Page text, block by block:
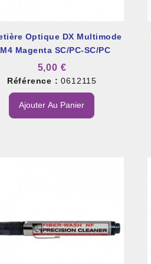
Optique DX Multimode
Magenta SC/PC-SC/PC
5,00 €
Référence : 0612115
Ajouter Au Panier